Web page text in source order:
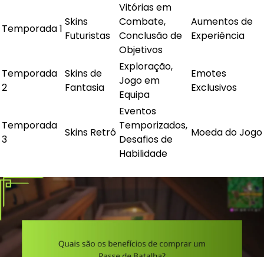
Temporada 1
Skins
Futuristas
Vitórias em
Combate,
Conclusão de
Objetivos
Aumentos de
Experiência
Temporada
2
Skins de
Fantasia
Exploração,
Jogo em
Equipa
Emotes
Exclusivos
Temporada
3
Skins Retrô
Eventos
Temporizados,
Desafios de
Habilidade
Moeda do Jogo